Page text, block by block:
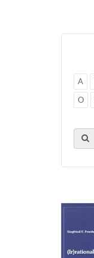
A
O